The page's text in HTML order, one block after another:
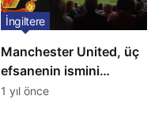
Manchester United, üç
efsanenin ismini
yasakladı
İngiltere
1 yıl önce